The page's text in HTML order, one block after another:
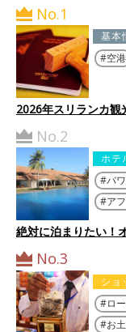
No.1
基本
空港
2026年スリランカ観
No.2
ホテ
バ
ア
絶対に泊まりたい！
No.3
ショ
ロ
お